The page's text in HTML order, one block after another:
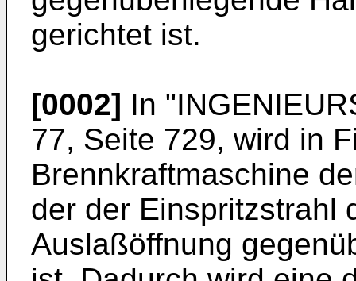
gerichtet ist.
[0002] In
77, Seite 729, wird in
Brennkraftmaschine
der der Einspritzstrahl
Auslaßöffnung